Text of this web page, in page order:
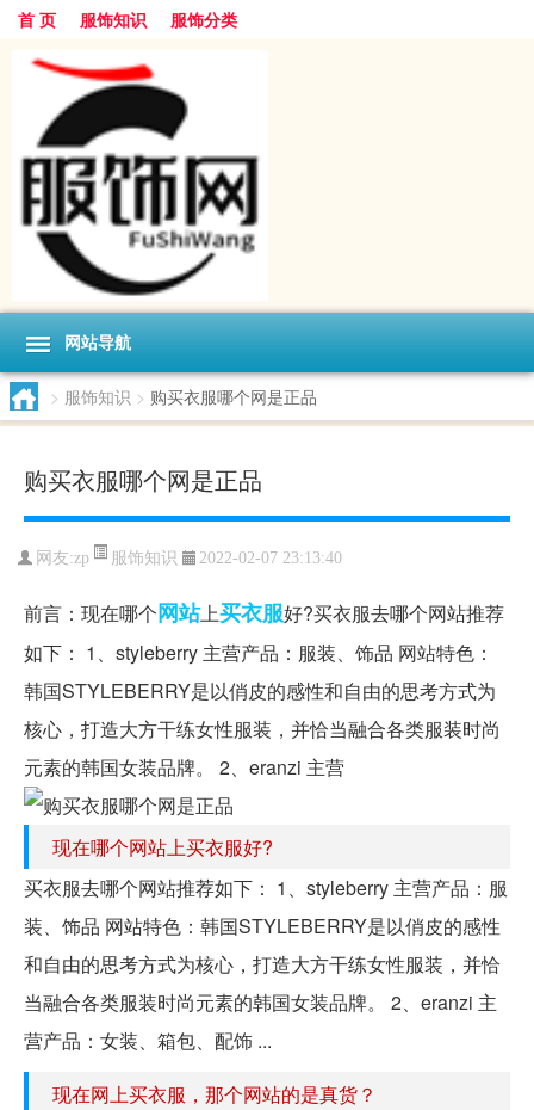
首 页 服饰知识 服饰分类
网站导航
> 服饰知识 > 购买衣服哪个网是正品
购买衣服哪个网是正品
网友:zp 服饰知识 2022-02-07 23:13:40
前言：现在哪个网站上买衣服好?买衣服去哪个网站推荐
如下： 1、styleberry 主营产品：服装、饰品 网站特色：
韩国STYLEBERRY是以俏皮的感性和自由的思考方式为
核心，打造大方干练女性服装，并恰当融合各类服装时尚
元素的韩国女装品牌。 2、eranzi 主营
现在哪个网站上买衣服好?
买衣服去哪个网站推荐如下： 1、styleberry 主营产品：服
装、饰品 网站特色：韩国STYLEBERRY是以俏皮的感性
和自由的思考方式为核心，打造大方干练女性服装，并恰
当融合各类服装时尚元素的韩国女装品牌。 2、eranzi 主
营产品：女装、箱包、配饰 ...
现在网上买衣服，那个网站的是真货？